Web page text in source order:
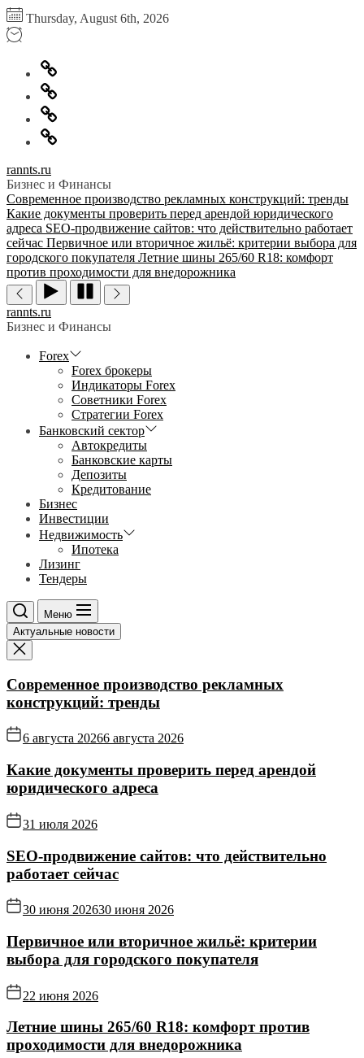
Перейти
к
содержимому
Thursday, August 6th, 2026
Главная
Информация
для
правообладателей
Обратная
связь
Политика
конфиденциальности
rannts.ru
Бизнес и Финансы
Современное производство рекламных конструкций: тренды
Какие документы проверить перед арендой юридического
адреса SEO-продвижение сайтов: что действительно работает
сейчас Первичное или вторичное жильё: критерии выбора для
городского покупателя Летние шины 265/60 R18: комфорт
против проходимости для внедорожника
rannts.ru
Бизнес и Финансы
Forex
Forex брокеры
Индикаторы Forex
Советники Forex
Стратегии Forex
Банковский сектор
Автокредиты
Банковские карты
Депозиты
Кредитование
Бизнес
Инвестиции
Недвижимость
Ипотека
Лизинг
Тендеры
Меню
Актуальные новости
Современное производство рекламных
конструкций: тренды
6 августа 20266 августа 2026
Какие документы проверить перед арендой
юридического адреса
31 июля 2026
SEO-продвижение сайтов: что действительно
работает сейчас
30 июня 202630 июня 2026
Первичное или вторичное жильё: критерии
выбора для городского покупателя
22 июня 2026
Летние шины 265/60 R18: комфорт против
проходимости для внедорожника